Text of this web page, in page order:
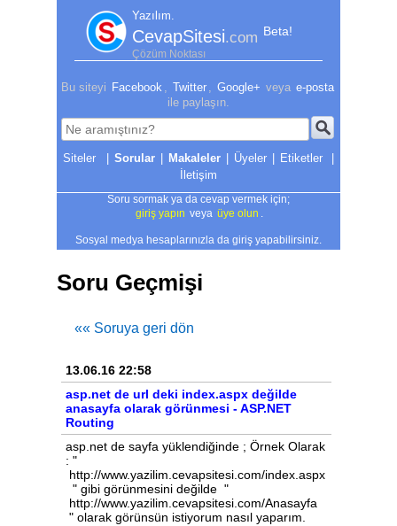
Yazılım.
CevapSitesi.com Beta!
Çözüm Noktası
Bu siteyi Facebook Twitter Google+ veya e-posta
ile paylaşın.
| Sorular | Makaleler | Üyeler | Etiketler
|
İletişim
Soru sormak ya da cevap vermek için;
giriş yapın veya üye olun
Sosyal medya hesaplarınızla da giriş yapabilirsiniz.
Soru Geçmişi
«« Soruya geri dön
13.06.16 22:58
asp.net de url deki index.aspx değilde
anasayfa olarak görünmesi - ASP.NET
Routing
asp.net de sayfa yüklendiğinde ; Örnek Olarak
: "
http://www.yazilim.cevapsitesi.com/index.aspx
" gibi görünmesini değilde "
http://www.yazilim.cevapsitesi.com/Anasayfa
" olarak görünsün istiyorum nasıl yaparım.